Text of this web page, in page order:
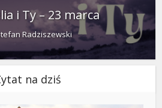
i Ty – 23 marca
Radziszewski
na dziś